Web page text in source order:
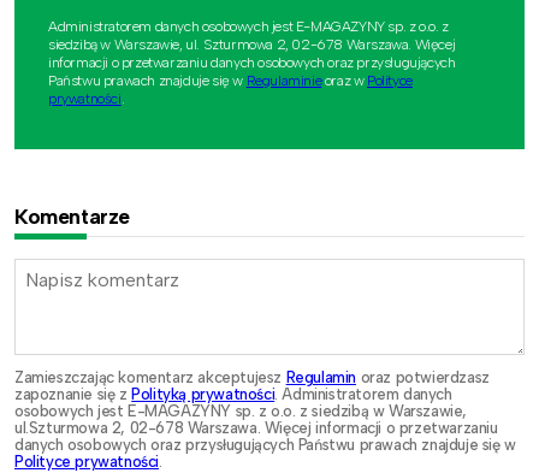
Administratorem danych osobowych jest E-MAGAZYNY sp. z o.o. z
siedzibą w Warszawie, ul. Szturmowa 2, 02-678 Warszawa. Więcej
informacji o przetwarzaniu danych osobowych oraz przysługujących
Państwu prawach znajduje się w Regulaminieoraz w Polityce
prywatności
Komentarze
Zamieszczając komentarz akceptujesz Regulamin oraz potwierdzasz
zapoznanie się z Polityką prywatności. Administratorem danych
osobowych jest E-MAGAZYNY sp. z o.o. z siedzibą w Warszawie,
ul.Szturmowa 2, 02-678 Warszawa. Więcej informacji o przetwarzaniu
danych osobowych oraz przysługujących Państwu prawach znajduje się w
Polityce prywatności.